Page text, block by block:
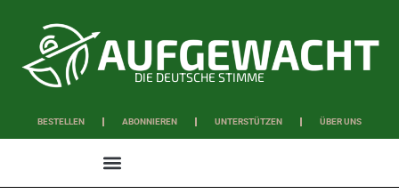
DIE DEUTSCHE STIMME
BESTELLEN ABONNIEREN UNTERSTÜTZEN ÜBER UNS